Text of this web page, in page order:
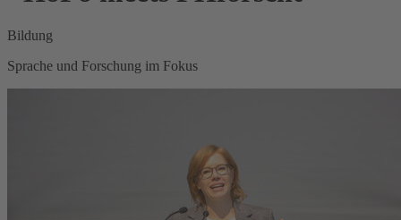
Bildung
Sprache und Forschung im Fokus